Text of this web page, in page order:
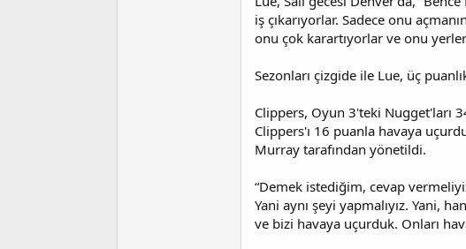
iş çıkarıyorlar. Sadece onu
onu çok karartıyorlar ve onu
Sezonları çizgide ile Lue, üç
Clippers, Oyun 3'teki Nugget'ları
Clippers'ı 16 puanla havaya
Murray tarafından yönetildi.
“Demek istediğim, cevap
Yani aynı şeyi yapmalıyız. Yani,
ve bizi havaya uçurduk. Onları